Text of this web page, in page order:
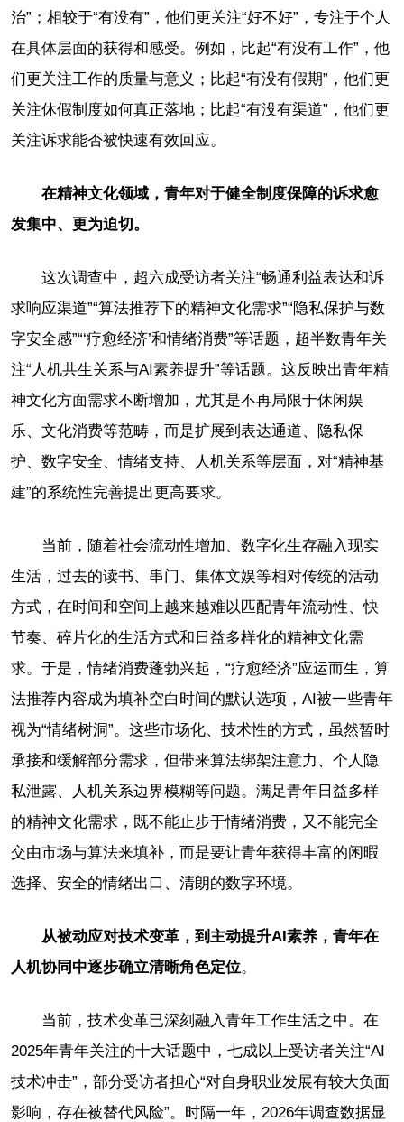
治”；相较于“有没有”，他们更关注“好不好”，专注于个人
在具体层面的获得和感受。例如，比起“有没有工作”，他
们更关注工作的质量与意义；比起“有没有假期”，他们更
关注休假制度如何真正落地；比起“有没有渠道”，他们更
关注诉求能否被快速有效回应。
在精神文化领域，青年对于健全制度保障的诉求愈
发集中、更为迫切。
这次调查中，超六成受访者关注“畅通利益表达和诉
求响应渠道”“算法推荐下的精神文化需求”“隐私保护与数
字安全感”“‘疗愈经济’和情绪消费”等话题，超半数青年关
注“人机共生关系与AI素养提升”等话题。这反映出青年精
神文化方面需求不断增加，尤其是不再局限于休闲娱
乐、文化消费等范畴，而是扩展到表达通道、隐私保
护、数字安全、情绪支持、人机关系等层面，对“精神基
建”的系统性完善提出更高要求。
当前，随着社会流动性增加、数字化生存融入现实
生活，过去的读书、串门、集体文娱等相对传统的活动
方式，在时间和空间上越来越难以匹配青年流动性、快
节奏、碎片化的生活方式和日益多样化的精神文化需
求。于是，情绪消费蓬勃兴起，“疗愈经济”应运而生，算
法推荐内容成为填补空白时间的默认选项，AI被一些青年
视为“情绪树洞”。这些市场化、技术性的方式，虽然暂时
承接和缓解部分需求，但带来算法绑架注意力、个人隐
私泄露、人机关系边界模糊等问题。满足青年日益多样
的精神文化需求，既不能止步于情绪消费，又不能完全
交由市场与算法来填补，而是要让青年获得丰富的闲暇
选择、安全的情绪出口、清朗的数字环境。
从被动应对技术变革，到主动提升AI素养，青年在
人机协同中逐步确立清晰角色定位。
当前，技术变革已深刻融入青年工作生活之中。在
2025年青年关注的十大话题中，七成以上受访者关注“AI
技术冲击”，部分受访者担心“对自身职业发展有较大负面
影响，存在被替代风险”。时隔一年，2026年调查数据显